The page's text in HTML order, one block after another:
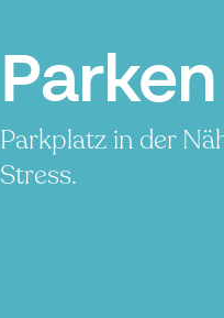
Parkplatz in der
Stress.